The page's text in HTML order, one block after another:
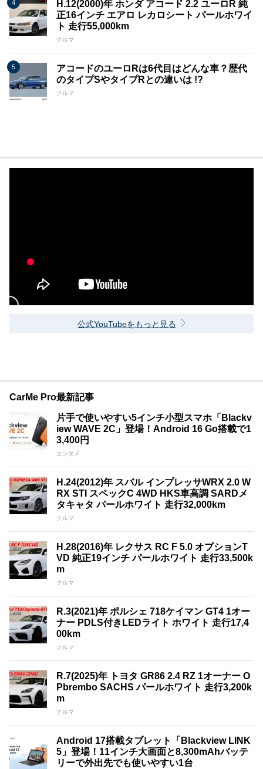
H.12(2000)年 ホンダ アコード 2.2 ユーロR 純
正16インチ エアロ レカロシート パールホワイ
ト 走行55,000km
クルマ
アコードのユーロRは6代目はどんな車？歴代
のタイプSやタイプRとの違いは !?
クルマ
公式YouTubeをもっと見る
CarMe Pro最新記事
片手で使いやすい5インチ小型スマホ「Blackv
iew WAVE 2C」登場！Android 16 Go搭載で1
3,400円
エンタメ
H.24(2012)年 スバル インプレッサWRX 2.0 W
RX STI スペックC 4WD HKS車高調 SARDメ
タキャタ パールホワイト 走行32,000km
クルマ
H.28(2016)年 レクサス RC F 5.0 オプションT
VD 純正19インチ パールホワイト 走行33,500k
m
クルマ
R.3(2021)年 ポルシェ 718ケイマン GT4 1オー
ナー PDLS付きLEDライト ホワイト 走行17,4
00km
クルマ
R.7(2025)年 トヨタ GR86 2.4 RZ 1オーナー O
Pbrembo SACHS パールホワイト 走行3,200k
m
クルマ
Android 17搭載タブレット「Blackview LINK
5」登場！11インチ大画面と8,300mAhバッテ
リーで外出先でも使いやすい1台